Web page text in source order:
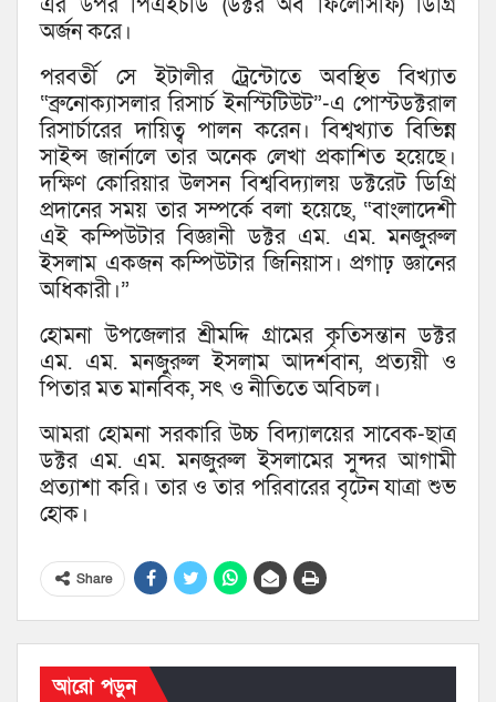
এর উপর পিএইচডি (ডক্টর অব ফিলোসফি) ডিগ্রি
অর্জন করে।
পরবর্তী সে ইটালীর ট্রেন্টোতে অবস্থিত বিখ্যাত
“ব্রুনোক্যাসলার রিসার্চ ইনস্টিটিউট”-এ পোস্টডক্টরাল
রিসার্চারের দায়িত্ব পালন করেন। বিশ্বখ্যাত বিভিন্ন
সাইন্স জার্নালে তার অনেক লেখা প্রকাশিত হয়েছে।
দক্ষিণ কোরিয়ার উলসন বিশ্ববিদ্যালয় ডক্টরেট ডিগ্রি
প্রদানের সময় তার সম্পর্কে বলা হয়েছে, “বাংলাদেশী
এই কম্পিউটার বিজ্ঞানী ডক্টর এম. এম. মনজুরুল
ইসলাম একজন কম্পিউটার জিনিয়াস। প্রগাঢ় জ্ঞানের
অধিকারী।”
হোমনা উপজেলার শ্রীমদ্দি গ্রামের কৃতিসন্তান ডক্টর
এম. এম. মনজুরুল ইসলাম আদর্শবান, প্রত্যয়ী ও
পিতার মত মানবিক, সৎ ও নীতিতে অবিচল।
আমরা হোমনা সরকারি উচ্চ বিদ্যালয়ের সাবেক-ছাত্র
ডক্টর এম. এম. মনজুরুল ইসলামের সুন্দর আগামী
প্রত্যাশা করি। তার ও তার পরিবারের বৃটেন যাত্রা শুভ
হোক।
Share
আরো পড়ুন